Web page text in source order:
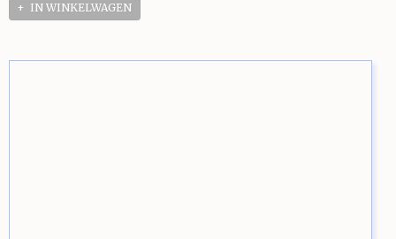
IN WINKELWAGEN